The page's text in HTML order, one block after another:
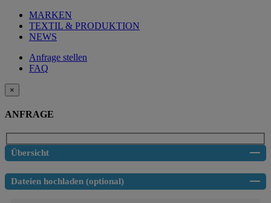
MARKEN
TEXTIL & PRODUKTION
NEWS
Anfrage stellen
FAQ
×
ANFRAGE
Übersicht
Dateien hochladen (optional)